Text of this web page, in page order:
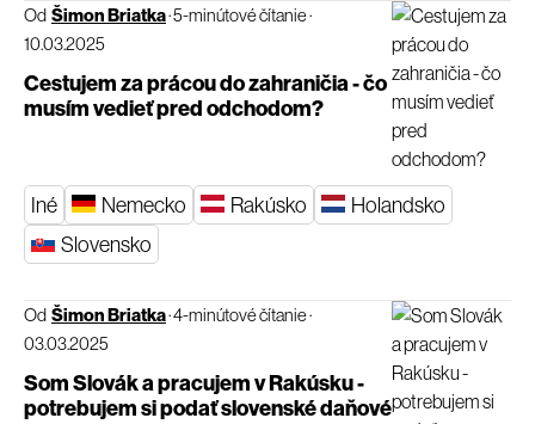
Od Šimon Briatka·5-minútové čítanie·
10.03.2025
Cestujem za prácou do zahraničia - čo
musím vedieť pred odchodom?
Iné Nemecko Rakúsko
Holandsko
Slovensko
Od Šimon Briatka·4-minútové čítanie·
03.03.2025
Som Slovák a pracujem v Rakúsku -
potrebujem si podať slovenské daňové